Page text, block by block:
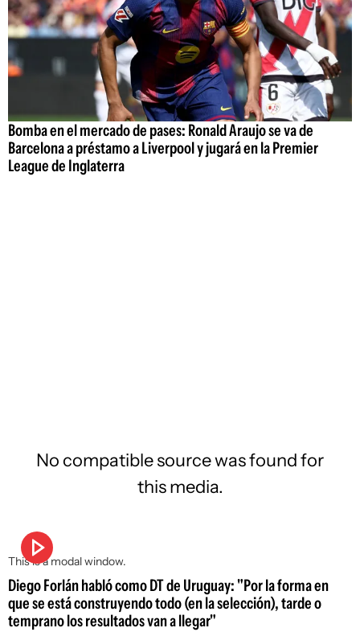
Bomba en el mercado de pases: Ronald Araujo se va de
Barcelona a préstamo a Liverpool y jugará en la Premier
League de Inglaterra
This is a modal window.
No compatible source was found for
this media.
Diego Forlán habló como DT de Uruguay: "Por la forma en
que se está construyendo todo (en la selección), tarde o
temprano los resultados van a llegar"